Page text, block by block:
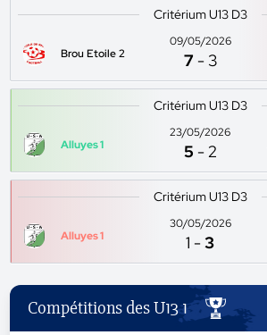
Critérium U13 D3
Brou Etoile 2
09/05/2026
7 - 3
Critérium U13 D3
Alluyes 1
23/05/2026
5 -2
Critérium U13 D3
Alluyes 1
30/05/2026
1 -3
Compétitions des U13 1